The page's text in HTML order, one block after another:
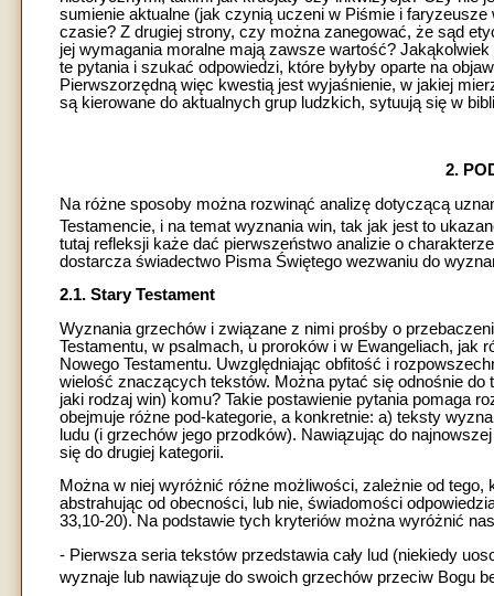
sumienie aktualne (jak czynią uczeni w Piśmie i faryzeusze
czasie? Z drugiej strony, czy można zanegować, że sąd
jej wymagania moralne mają zawsze wartość?
te pytania i szukać odpowiedzi, które byłyby oparte na
Pierwszorzędną więc kwestią jest wyjaśnienie, w jakiej
są kierowane do aktualnych grup ludzkich, sytuują się w
2.
Na różne sposoby można rozwinąć analizę dotyczącą
Testamencie, i na temat wyznania win, tak jak jest to
tutaj refleksji każe dać pierwszeństwo analizie o
dostarcza świadectwo Pisma Świętego wezwaniu do
2.1. Stary Testament
Wyznania grzechów i związane z nimi prośby o
Testamentu, w psalmach, u proroków i w Ewangeliach, jak
Nowego Testamentu. Uwzględniając obfitość i
wielość znaczących tekstów. Można pytać się odnośnie
jaki rodzaj win) komu? Takie postawienie pytania pomaga
obejmuje różne pod-kategorie, a konkretnie: a) teksty
ludu (i grzechów jego przodków). Nawiązując do
się do drugiej kategorii.
Można w niej wyróżnić różne możliwości, zależnie od
abstrahując od obecności, lub nie, świadomości
33,10-20). Na podstawie tych kryteriów można wyróżnić
- Pierwsza seria tekstów przedstawia cały lud (niekiedy
wyznaje lub nawiązuje do swoich grzechów przeciw Bogu